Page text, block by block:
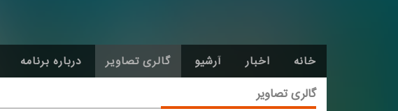
خانه اخبار آرشیو گالری تصاویر درباره برنامه
گالری تصاویر